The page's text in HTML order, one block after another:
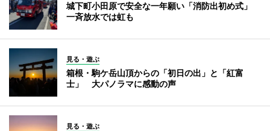
城下町小田原で安全な一年願い「消防出初め式」
一斉放水では虹も
見る・遊ぶ
箱根・駒ケ岳山頂からの「初日の出」と「紅富
士」 大パノラマに感動の声
見る・遊ぶ